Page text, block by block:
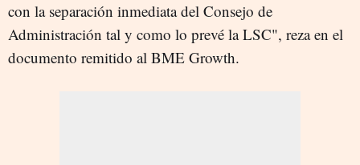
con la separación inmediata del Consejo de
Administración tal y como lo prevé la LSC", reza en el
documento remitido al BME Growth.